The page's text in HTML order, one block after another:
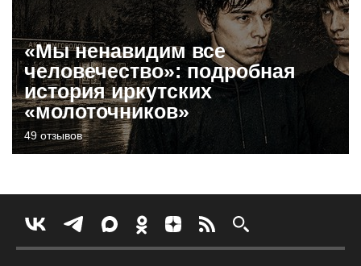
«Мы ненавидим все
человечество»: подробная
история иркутских
«молоточников»
49 отзывов